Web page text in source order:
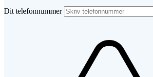
Dit telefonnummer